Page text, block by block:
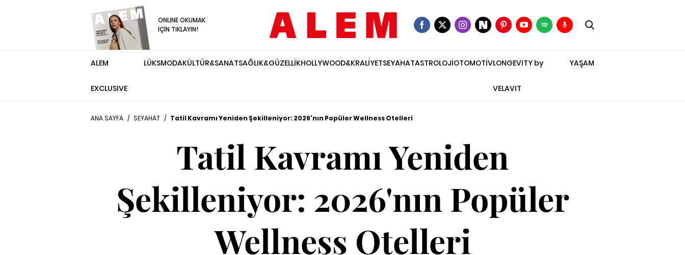
ONLINE OKUMAK
İÇİN TIKLAYIN!
ALEM
EXCLUSIVE
LÜKSMODAKÜLTÜR&SANATSAĞLIK&GÜZELLİKHOLLYWOOD&KRALİYETSEYAHATASTROLOJİOTOMOTİVLONGEVITY by
VELAVIT
YAŞAM
ANA SAYFA / SEYAHAT / Tatil Kavramı Yeniden Şekilleniyor: 2026'nın Popüler Wellness Otelleri
Tatil Kavramı Yeniden
Şekilleniyor: 2026'nın Popüler
Wellness Otelleri